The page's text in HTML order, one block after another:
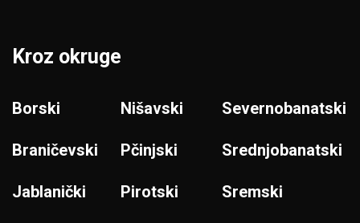
Kroz okruge
Borski
Braničevski
Jablanički
Nišavski
Pčinjski
Pirotski
Severnobanatski
Srednjobanatski
Sremski